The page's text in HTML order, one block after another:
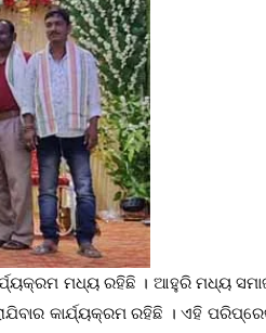
ମଧ୍ୟ ରହିଛି । ଆହୁରି ମଧ୍ୟ
କାର୍ଯ୍ୟକ୍ରମ ରହିଛି । ଏହି